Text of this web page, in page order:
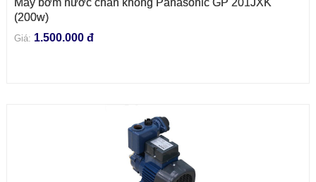
Máy bơm nước chân không Panasonic GP 201JXK
(200w)
Giá: 1.500.000 đ